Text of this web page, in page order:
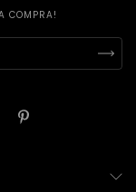
COMPRA!